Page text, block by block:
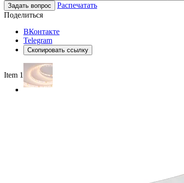
Задать вопрос
Распечатать
Поделиться
ВКонтакте
Telegram
Скопировать ссылку
Item 1 of 3